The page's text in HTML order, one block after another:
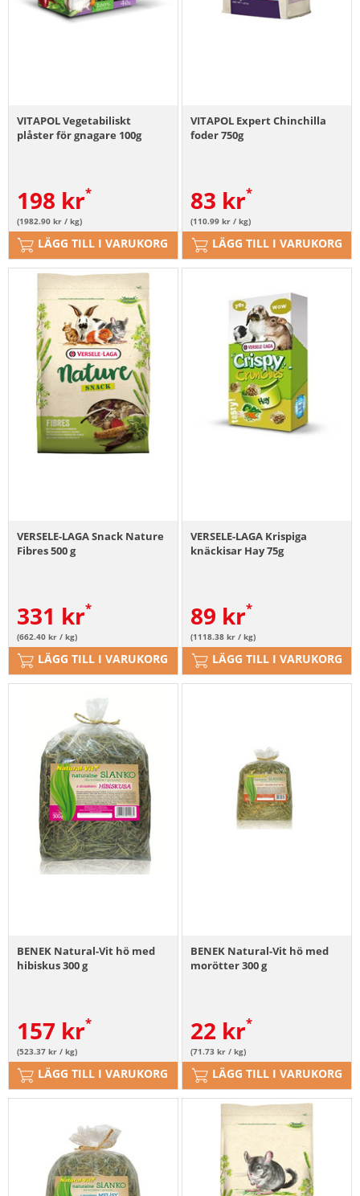
VITAPOL Vegetabiliskt
plåster för gnagare 100g
198 kr
(1982.90 kr / kg)
LÄGG TILL I VARUKORG
VITAPOL Expert Chinchilla
foder 750g
83 kr
(110.99 kr / kg)
LÄGG TILL I VARUKORG
VERSELE-LAGA Snack Nature
Fibres 500 g
331 kr
(662.40 kr / kg)
LÄGG TILL I VARUKORG
VERSELE-LAGA Krispiga
knäckisar Hay 75g
89 kr
(1118.38 kr / kg)
LÄGG TILL I VARUKORG
BENEK Natural-Vit hö med
hibiskus 300 g
157 kr
(523.37 kr / kg)
LÄGG TILL I VARUKORG
BENEK Natural-Vit hö med
morötter 300 g
22 kr
(71.73 kr / kg)
LÄGG TILL I VARUKORG